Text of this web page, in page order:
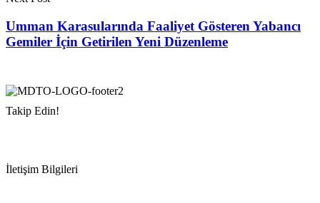
Umman Karasularında Faaliyet Gösteren Yabancı
Gemiler İçin Getirilen Yeni Düzenleme
Takip Edin!
İletişim Bilgileri